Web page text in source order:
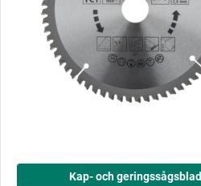
Kap- och geringssågsblad